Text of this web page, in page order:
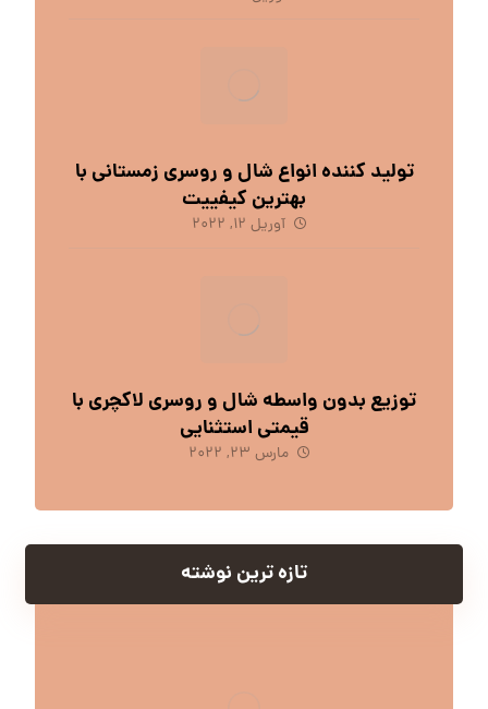
تولید کننده انواع شال و روسری زمستانی با
بهترین کیفییت
آوریل 12, 2022
توزیع بدون واسطه شال و روسری لاکچری با
قیمتی استثنایی
مارس 23, 2022
تازه ترین نوشته